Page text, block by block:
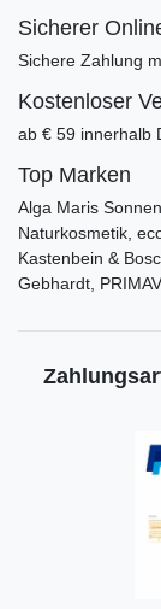
Sicherer
Sichere Zahlung
Kostenloser
ab € 59 innerhalb
Top Marken
Alga Maris
Naturkosmetik,
Kastenbein &
Gebhardt,